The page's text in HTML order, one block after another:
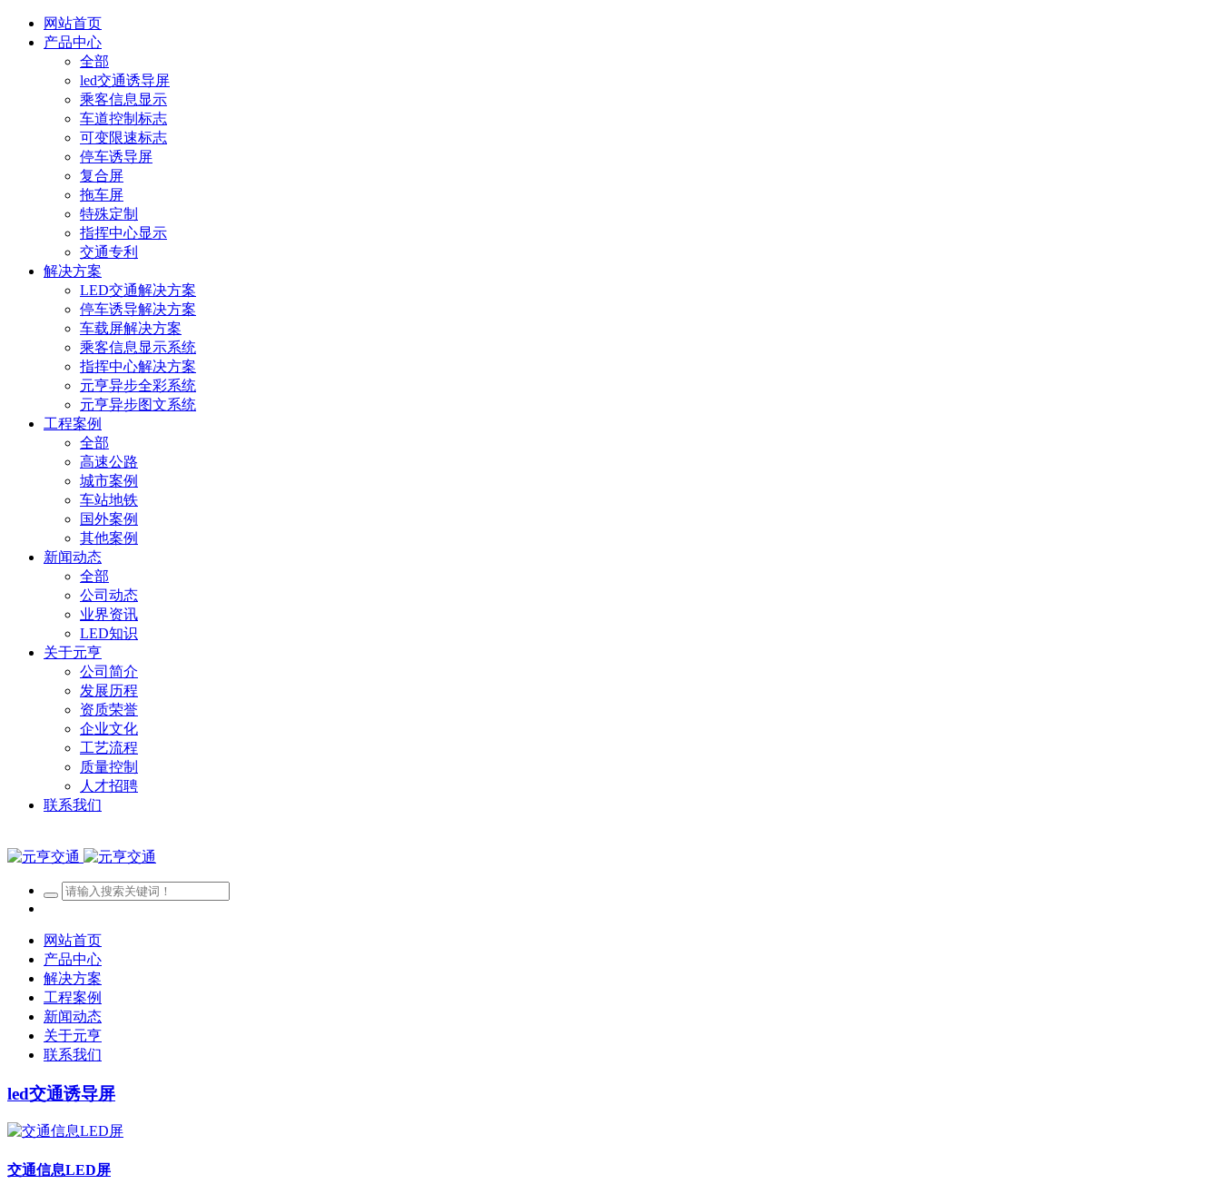
网站首页
产品中心
全部
led交通诱导屏
乘客信息显示
车道控制标志
可变限速标志
停车诱导屏
复合屏
拖车屏
特殊定制
指挥中心显示
交通专利
解决方案
LED交通解决方案
停车诱导解决方案
车载屏解决方案
乘客信息显示系统
指挥中心解决方案
元亨异步全彩系统
元亨异步图文系统
工程案例
全部
高速公路
城市案例
车站地铁
国外案例
其他案例
新闻动态
全部
公司动态
业界资讯
LED知识
关于元亨
公司简介
发展历程
资质荣誉
企业文化
工艺流程
质量控制
人才招聘
联系我们
网站首页
产品中心
解决方案
工程案例
新闻动态
关于元亨
联系我们
led交通诱导屏
交通信息LED屏